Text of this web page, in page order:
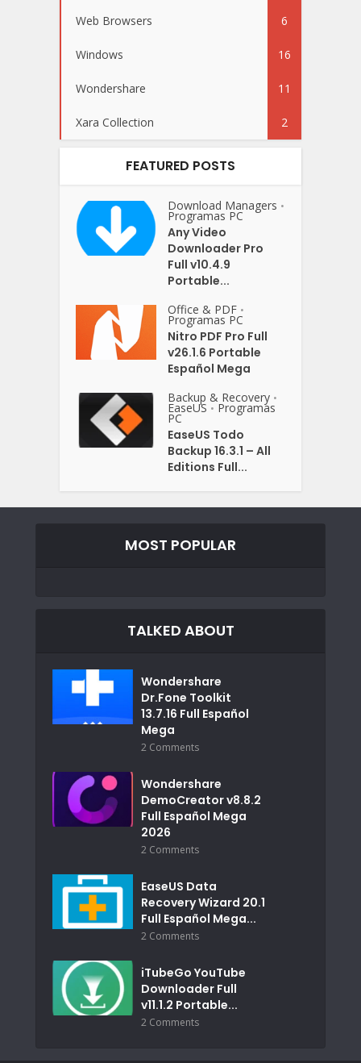
Web Browsers 6
Windows 16
Wondershare 11
Xara Collection 2
FEATURED POSTS
Download Managers •
Programas PC
Any Video
Downloader Pro
Full v10.4.9
Portable...
Office & PDF •
Programas PC
Nitro PDF Pro Full
v26.1.6 Portable
Español Mega
Backup & Recovery •
EaseUS • Programas
PC
EaseUS Todo
Backup 16.3.1 – All
Editions Full...
MOST POPULAR
TALKED ABOUT
Wondershare
Dr.Fone Toolkit
13.7.16 Full Español
Mega
2 Comments
Wondershare
DemoCreator v8.8.2
Full Español Mega
2026
2 Comments
EaseUS Data
Recovery Wizard 20.1
Full Español Mega...
2 Comments
iTubeGo YouTube
Downloader Full
v11.1.2 Portable...
2 Comments